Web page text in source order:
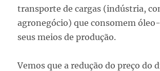
transporte de cargas (indústria,
agronegócio) que consomem
seus meios de produção.
Vemos que a redução do preço do